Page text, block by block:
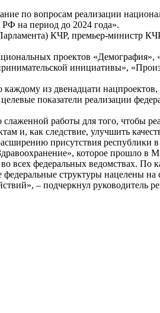
по вопросам реализации
РФ на период до 2024 года».
КЧР, премьер-министр
проектов
инициативы»,
из двенадцати
показатели реализации
работы для того, чтобы
и, как следствие, улучшить
присутствия
которое прошло в
всех федеральных ведомствах.
структуры нацелены
– подчеркнул руководитель